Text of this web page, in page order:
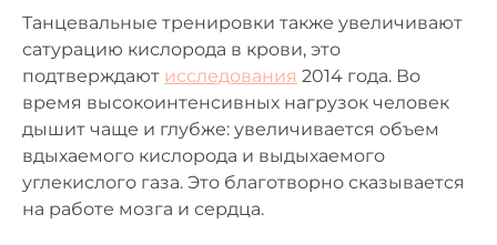
Танцевальные тренировки также увеличивают
сатурацию кислорода в крови, это
подтверждают исследования 2014 года. Во
время высокоинтенсивных нагрузок человек
дышит чаще и глубже: увеличивается объем
вдыхаемого кислорода и выдыхаемого
углекислого газа. Это благотворно сказывается
на работе мозга и сердца.